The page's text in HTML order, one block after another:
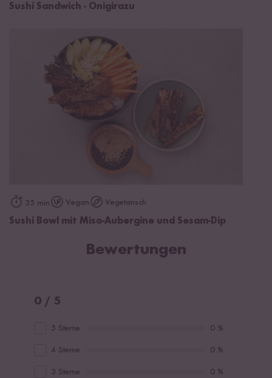
Sushi Sandwich - Onigirazu
35 min Vegan Vegetarisch
Sushi Bowl mit Miso-Aubergine und Sesam-Dip
Bewertungen
0 / 5
5 Sterne 0 %
4 Sterne 0 %
3 Sterne 0 %